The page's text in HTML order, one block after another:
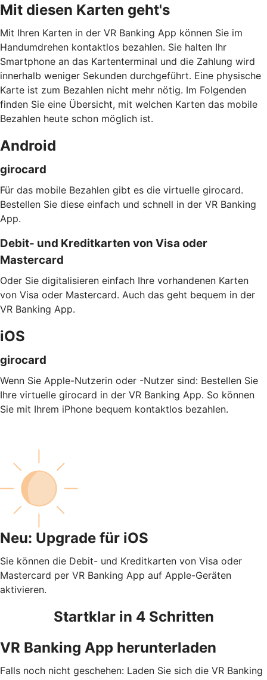
Mit diesen Karten geht's
Mit Ihren Karten in der VR Banking App können Sie im
Handumdrehen kontaktlos bezahlen. Sie halten Ihr
Smartphone an das Kartenterminal und die Zahlung wird
innerhalb weniger Sekunden durchgeführt. Eine physische
Karte ist zum Bezahlen nicht mehr nötig. Im Folgenden
finden Sie eine Übersicht, mit welchen Karten das mobile
Bezahlen heute schon möglich ist.
Android
girocard
Für das mobile Bezahlen gibt es die virtuelle girocard.
Bestellen Sie diese einfach und schnell in der VR Banking
App.
Debit- und Kreditkarten von Visa oder
Mastercard
Oder Sie digitalisieren einfach Ihre vorhandenen Karten
von Visa oder Mastercard. Auch das geht bequem in der
VR Banking App.
iOS
girocard
Wenn Sie Apple-Nutzerin oder -Nutzer sind: Bestellen Sie
Ihre virtuelle girocard in der VR Banking App. So können
Sie mit Ihrem iPhone bequem kontaktlos bezahlen.
Neu: Upgrade für iOS
Sie können die Debit- und Kreditkarten von Visa oder
Mastercard per VR Banking App auf Apple-Geräten
aktivieren.
Startklar in 4 Schritten
VR Banking App herunterladen
Falls noch nicht geschehen: Laden Sie sich die VR Banking